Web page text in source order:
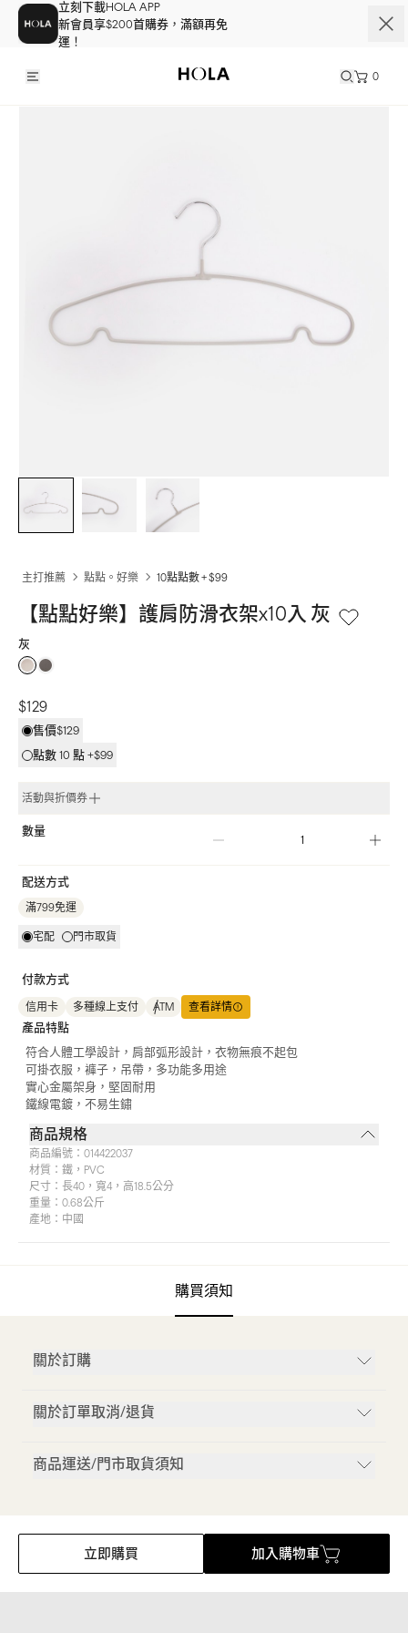
立刻下載HOLA APP
新會員享$200首購券，滿額再免
運！
0
主打推薦 點點。好樂 10點點數 + $99
【點點好樂】護肩防滑衣架x10入 灰
灰
$129
售價$129
點數 10 點 +$99
活動與折價券
數量
配送方式
滿799免運
宅配 門市取貨
付款方式
信用卡 多種線上支付 ATM 查看詳情
產品特點
符合人體工學設計，肩部弧形設計，衣物無痕不起包
可掛衣服，褲子，吊帶，多功能多用途
實心金屬架身，堅固耐用
鐵線電鍍，不易生鏽
商品規格
商品編號： 014422037
材質： 鐵，PVC
尺寸： 長40，寬4，高18.5公分
重量： 0.68公斤
產地： 中國
購買須知
關於訂購
關於訂單取消/退貨
商品運送/門市取貨須知
立即購買 加入購物車